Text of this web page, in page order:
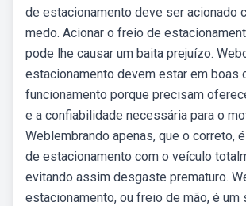
de estacionamento deve ser acionado
medo. Acionar o freio de
pode lhe causar um baita prejuízo.
estacionamento devem estar em boas
funcionamento porque precisam
e a confiabilidade necessária para o
Weblembrando apenas, que o correto,
de estacionamento com o veículo
evitando assim desgaste prematuro.
estacionamento, ou freio de mão, é um